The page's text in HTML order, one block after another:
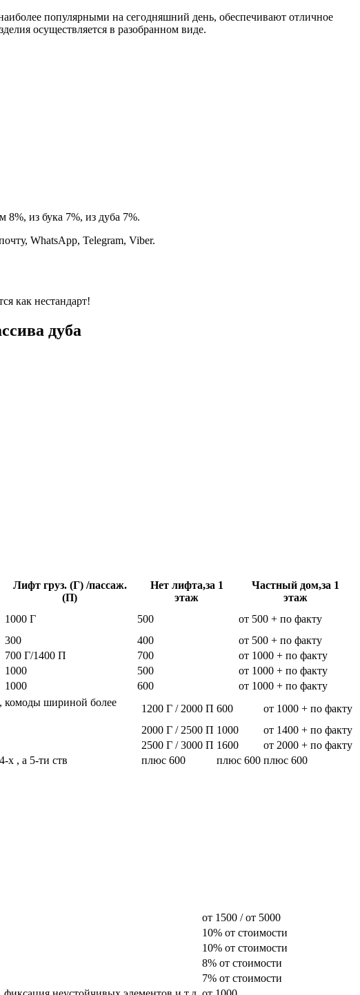
популярными на сегодняшний день, обеспечивают отличное
осуществляется в разобранном виде.
8%, из бука 7%, из дуба 7%.
WhatsApp, Telegram, Viber.
как нестандарт!
дуба
Лифт груз. (Г) /пассаж.
(П)
Нет лифта,за 1
этаж
Частный дом,за 1
этаж
1000 Г 500
от 500 + по факту
300 400
от 500 + по факту
700 Г/1400 П 700
от 1000 + по факту
1000 500
от 1000 + по факту
1000 600 от 1000 + по факту
комоды шириной более
1200 Г / 2000 П 600
от 1000 + по факту
2000 Г / 2500 П 1000
от 1400 + по факту
2500 Г / 3000 П 1600
от 2000 + по факту
х , а 5-ти ств
плюс 600 плюс 600 плюс 600
от 1500 / от 5000
10% от стоимости
10% от стоимости
8% от стоимости
7% от стоимости